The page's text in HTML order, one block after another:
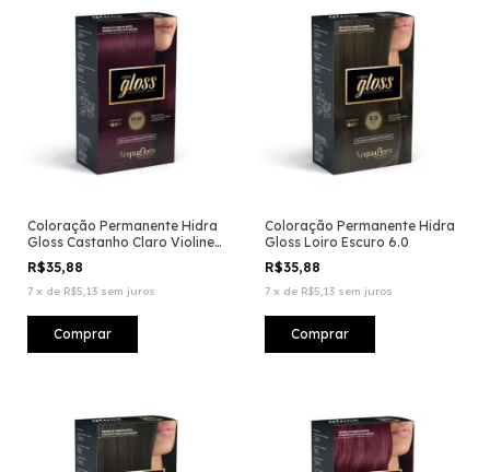
Coloração Permanente Hidra
Gloss Castanho Claro Violine
55.62
R$35,88
7 x de R$5,13 sem juros
Coloração Permanente Hidra
Gloss Loiro Escuro 6.0
R$35,88
7 x de R$5,13 sem juros